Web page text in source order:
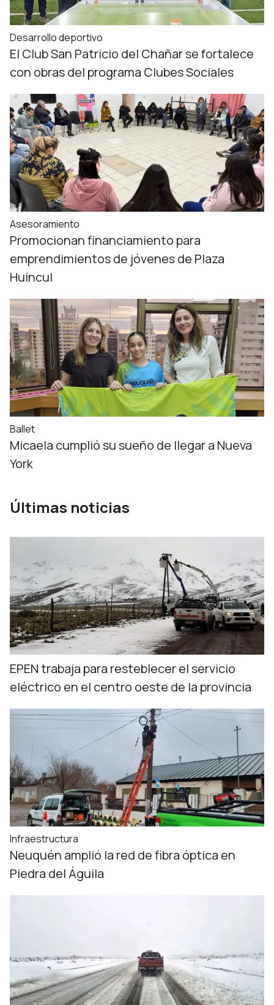
Desarrollo deportivo
El Club San Patricio del Chañar se fortalece
con obras del programa Clubes Sociales
Asesoramiento
Promocionan financiamiento para
emprendimientos de jóvenes de Plaza
Huincul
Ballet
Micaela cumplió su sueño de llegar a Nueva
York
Últimas noticias
EPEN trabaja para resteblecer el servicio
eléctrico en el centro oeste de la provincia
Infraestructura
Neuquén amplió la red de fibra óptica en
Piedra del Águila